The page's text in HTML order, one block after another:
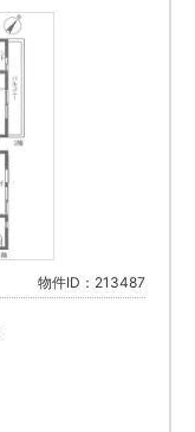
物件ID：213487